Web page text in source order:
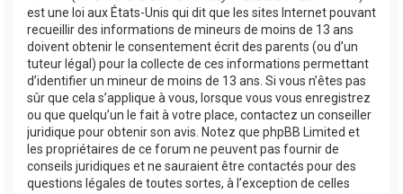
est une loi aux États-Unis qui dit que les sites Internet pouvant
recueillir des informations de mineurs de moins de 13 ans
doivent obtenir le consentement écrit des parents (ou d’un
tuteur légal) pour la collecte de ces informations permettant
d’identifier un mineur de moins de 13 ans. Si vous n’êtes pas
sûr que cela s’applique à vous, lorsque vous vous enregistrez
ou que quelqu’un le fait à votre place, contactez un conseiller
juridique pour obtenir son avis. Notez que phpBB Limited et
les propriétaires de ce forum ne peuvent pas fournir de
conseils juridiques et ne sauraient être contactés pour des
questions légales de toutes sortes, à l’exception de celles